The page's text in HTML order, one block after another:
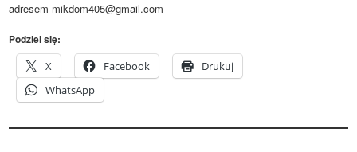
adresem mikdom405@gmail.com
Podziel się:
X
Facebook
Drukuj
WhatsApp